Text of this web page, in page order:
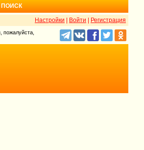
ПОИСК
Настройки Войти Регистрация
пожалуйста,